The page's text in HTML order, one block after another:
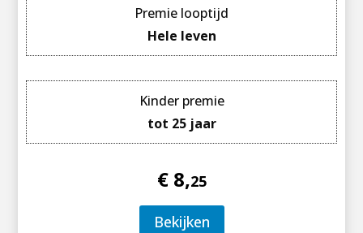
Premie looptijd
Hele leven
Kinder premie
tot 25 jaar
€ 8,25
Bekijken